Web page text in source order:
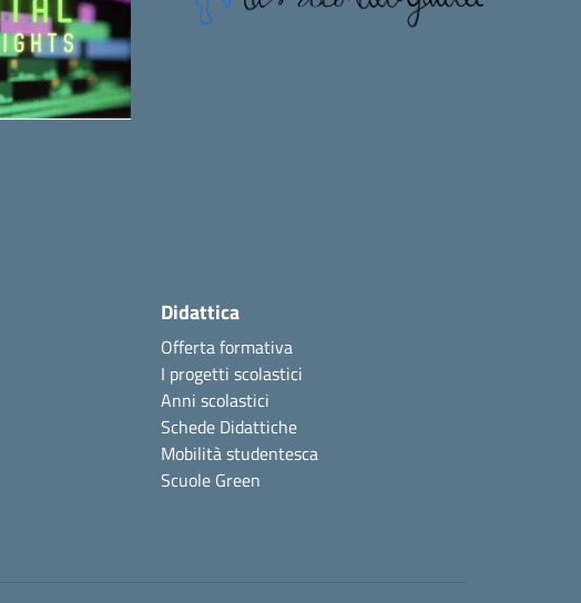
Didattica
Offerta formativa
I progetti scolastici
Anni scolastici
Schede Didattiche
Mobilità studentesca
Scuole Green